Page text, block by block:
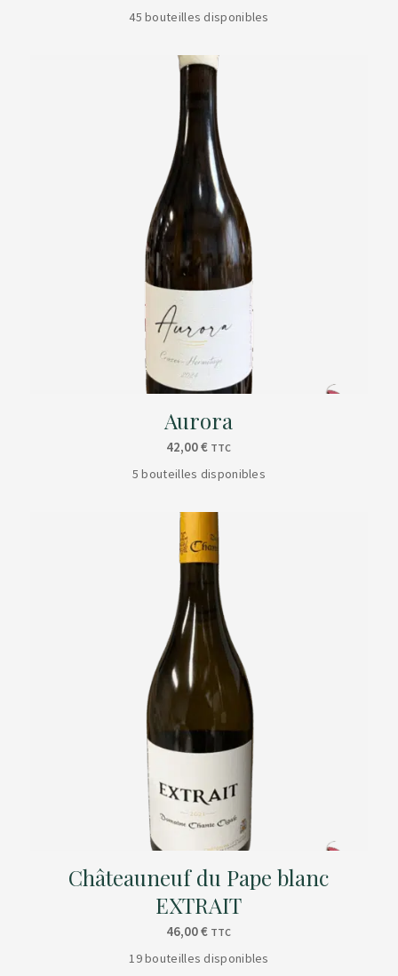
45 bouteilles disponibles
Aurora
42,00€ TTC
5 bouteilles disponibles
Châteauneuf du Pape blanc
EXTRAIT
46,00€ TTC
19 bouteilles disponibles